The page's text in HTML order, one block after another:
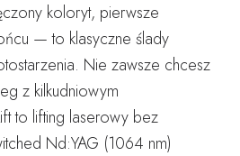
koloryt, pierwsze
— to klasyczne ślady
Nie zawsze chcesz
z kilkudniowym
to lifting laserowy bez
Nd:YAG (1064 nm)